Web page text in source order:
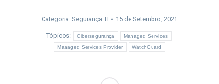
Categoria: Segurança TI 15 de Setembro, 2021
Tópicos: Cibersegurança Managed Services
Managed Services Provider WatchGuard